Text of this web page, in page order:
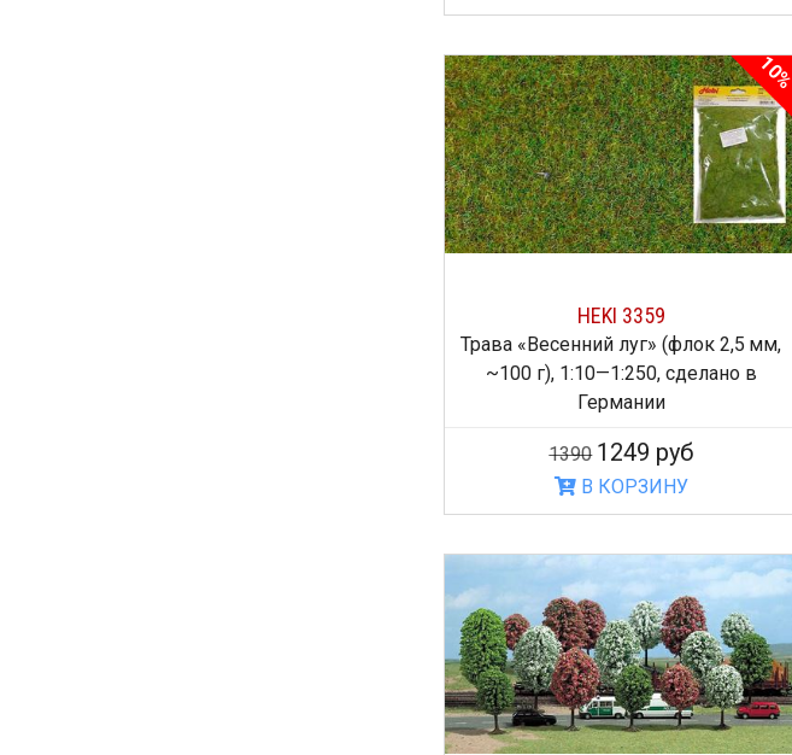
HEKI 3359
Трава «Весенний луг» (флок 2,5 мм,
~100 г), 1:10—1:250, сделано в
Германии
10%
1390 1249 руб
В КОРЗИНУ